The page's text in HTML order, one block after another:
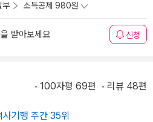
부 소득공제 980원
받아보세요 신청
100자평 69편 리뷰 48편
사기행 주간 35위